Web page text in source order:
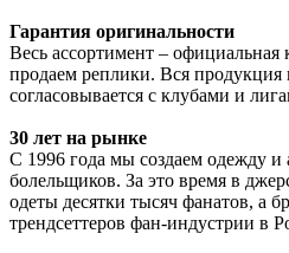
Гарантия оригинальности
Весь ассортимент –
продаем реплики. Вся продукция
согласовывается с клубами и
30 лет на рынке
С 1996 года мы создаем одежду и
болельщиков. За это время в
одеты десятки тысяч фанатов, а
трендсеттеров фан-индустрии в